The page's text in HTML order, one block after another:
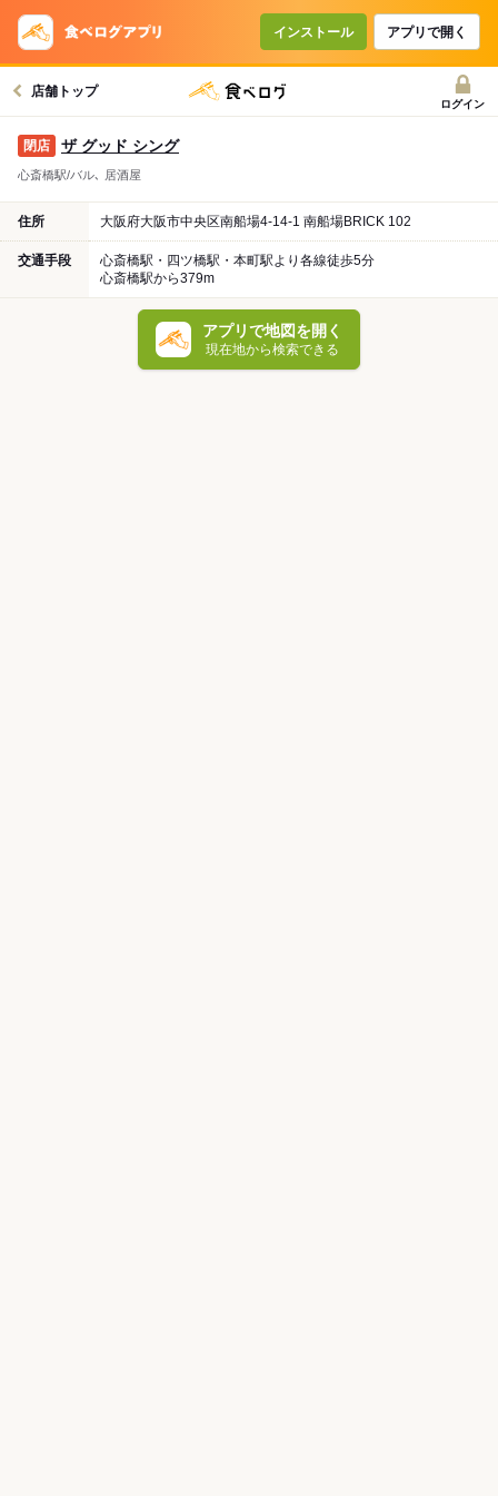
インストール アプリで開く
店舗トップ
ログイン
ザ グッド シング
心斎橋駅/バル､ 居酒屋
住所 大阪府大阪市中央区南船場4-14-1 南船場BRICK 102
交通手段
心斎橋駅・四ツ橋駅・本町駅より各線徒歩5分
心斎橋駅から379m
アプリで地図を開く
現在地から検索できる